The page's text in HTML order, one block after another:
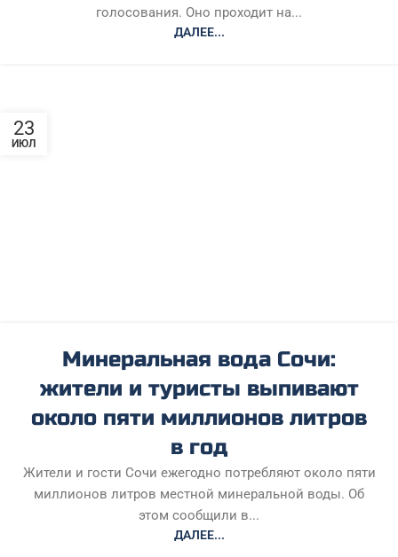
голосования. Оно проходит на...
ДАЛЕЕ...
23
ИЮЛ
Минеральная вода Сочи:
жители и туристы выпивают
около пяти миллионов литров
в год
Жители и гости Сочи ежегодно потребляют около пяти
миллионов литров местной минеральной воды. Об
этом сообщили в...
ДАЛЕЕ...